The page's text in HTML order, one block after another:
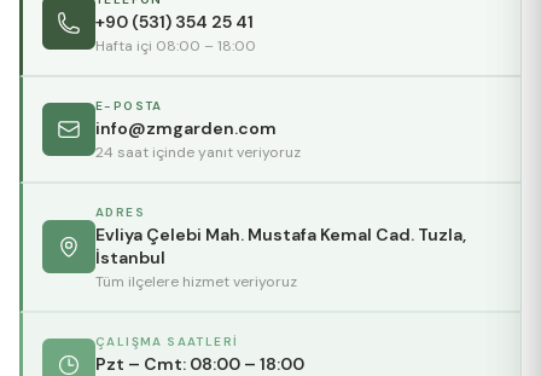
+90 (531) 354 25 41
Hafta içi 08:00 – 18:00
E-POSTA
info@zmgarden.com
24 saat içinde yanıt veriyoruz
ADRES
Evliya Çelebi Mah. Mustafa Kemal Cad. Tuzla,
İstanbul
Tüm ilçelere hizmet veriyoruz
ÇALIŞMA SAATLERI
Pzt – Cmt: 08:00 – 18:00